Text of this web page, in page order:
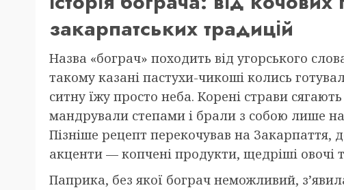
закарпатських традицій
Назва «бограч» походить від угорського
такому казані пастухи-чикоші колись
ситну їжу просто неба. Корені страви
мандрували степами і брали з собою лише
Пізніше рецепт перекочував на Закарпаття,
акценти — копчені продукти, щедріші овочі
Паприка, без якої бограч неможливий,